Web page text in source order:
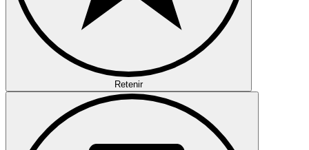
Retenir